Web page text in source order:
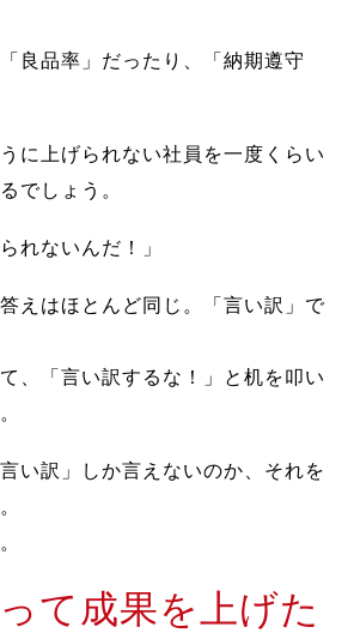
良品率」だったり、「納期遵守
に上げられない社員を一度くらい
でしょう。
れないんだ！」
えはほとんど同じ。「言い訳」で
、「言い訳するな！」と机を叩い
い訳」しか言えないのか、それを
て成果を上げた